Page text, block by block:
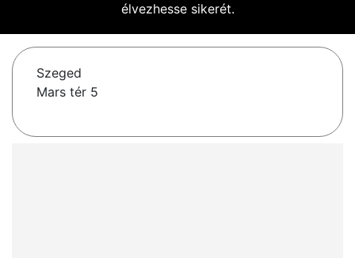
élvezhesse sikerét.
Szeged
Mars tér 5